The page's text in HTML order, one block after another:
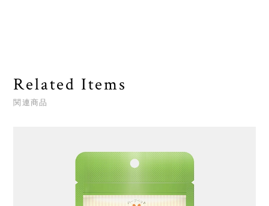
Related Items
関連商品